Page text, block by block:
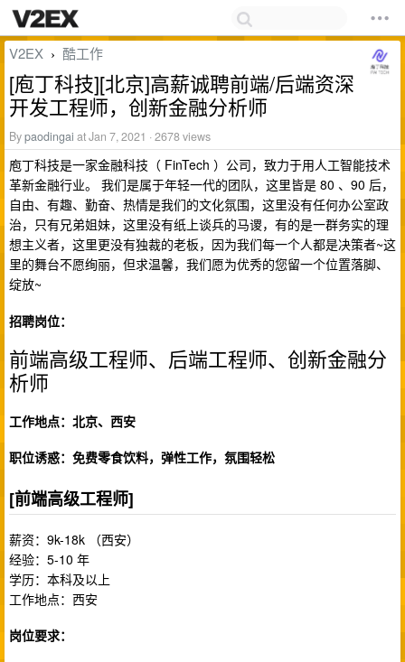
V2EX › 酷工作
[庖丁科技][北京]高薪诚聘前端/后端资深
开发工程师，创新金融分析师
Bypaodingai at Jan 7, 2021 · 2678 views
庖丁科技是一家金融科技（ FinTech ）公司，致力于用人工智能技术
革新金融行业。 我们是属于年轻一代的团队，这里皆是 80 、90 后，
自由、有趣、勤奋、热情是我们的文化氛围，这里没有任何办公室政
治，只有兄弟姐妹，这里没有纸上谈兵的马谡，有的是一群务实的理
想主义者，这里更没有独裁的老板，因为我们每一个人都是决策者~这
里的舞台不愿绚丽，但求温馨，我们愿为优秀的您留一个位置落脚、
绽放~
招聘岗位：
前端高级工程师、后端工程师、创新金融分
析师
工作地点：北京、西安
职位诱惑：免费零食饮料，弹性工作，氛围轻松
[前端高级工程师]
薪资：9k-18k （西安）
经验：5-10 年
学历：本科及以上
工作地点：西安
岗位要求：